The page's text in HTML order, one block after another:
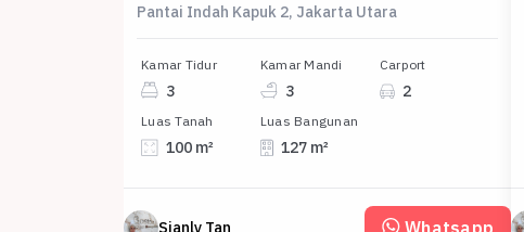
Pantai Indah Kapuk 2, Jakarta Utara
Kamar Tidur
3
Kamar Mandi
3
Carport
2
Luas Tanah
100 m²
Luas Bangunan
127 m²
Sianly Tan Whatsapp